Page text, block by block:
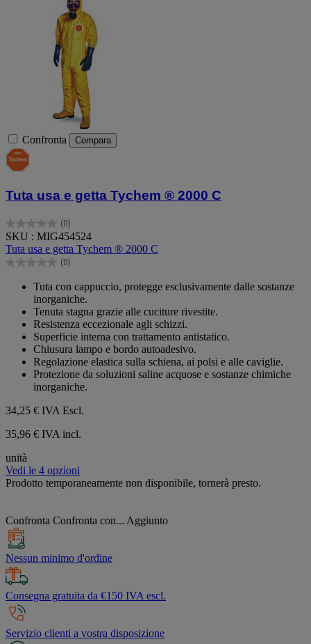
Confronta Compara
Tuta usa e getta Tychem ® 2000 C
(0)
0.0
su
5
stelle.
SKU : MIG454524
Tuta usa e getta Tychem ® 2000 C
(0)
0.0
Tuta con cappuccio, protegge esclusivamente dalle sostanze
inorganiche.
Tenuta stagna grazie alle cuciture rivestite.
Resistenza eccezionale agli schizzi.
Superficie interna con trattamento antistatico.
Chiusura lampo e bordo autoadesivo.
Regolazione elastica sulla schiena, ai polsi e alle caviglie.
Protezione da soluzioni saline acquose e sostanze chimiche
inorganiche.
34,25 € IVA Escl.
35,96 € IVA incl.
unità
Vedi le 4 opzioni
Prodotto temporaneamente non disponibile, tornerà presto.
Confronta Confronta con... Aggiunto
Nessun minimo d'ordine
Consegna gratuita da €150 IVA escl.
Servizio clienti a vostra disposizione